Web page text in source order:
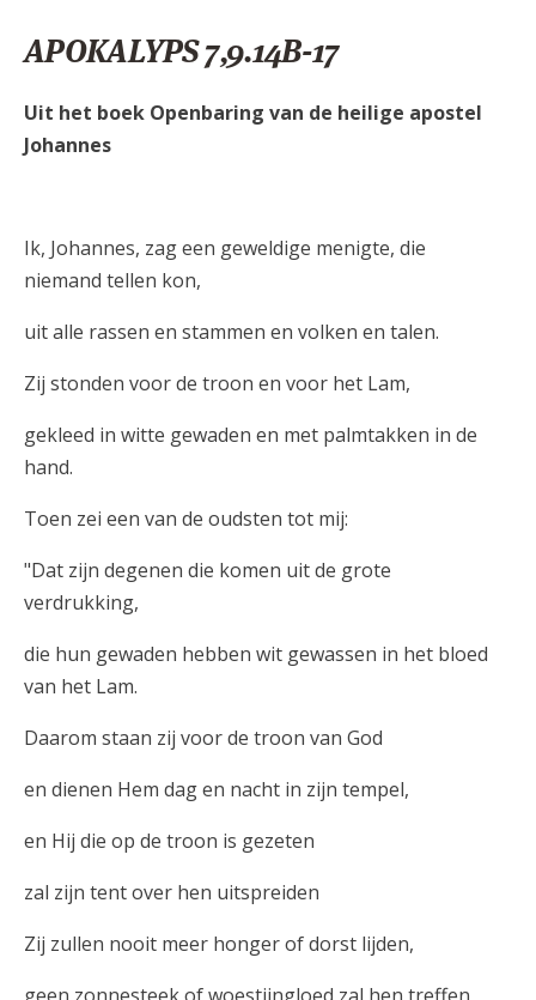
APOKALYPS 7,9.14B-17
Uit het boek Openbaring van de heilige apostel
Johannes
Ik, Johannes, zag een geweldige menigte, die
niemand tellen kon,
uit alle rassen en stammen en volken en talen.
Zij stonden voor de troon en voor het Lam,
gekleed in witte gewaden en met palmtakken in de
hand.
Toen zei een van de oudsten tot mij:
"Dat zijn degenen die komen uit de grote
verdrukking,
die hun gewaden hebben wit gewassen in het bloed
van het Lam.
Daarom staan zij voor de troon van God
en dienen Hem dag en nacht in zijn tempel,
en Hij die op de troon is gezeten
zal zijn tent over hen uitspreiden
Zij zullen nooit meer honger of dorst lijden,